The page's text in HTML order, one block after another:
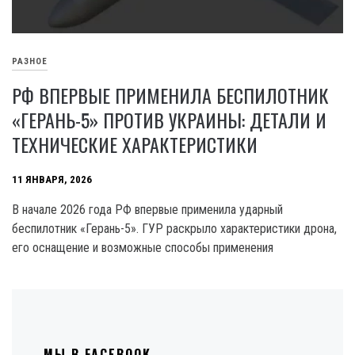
РАЗНОЕ
РФ ВПЕРВЫЕ ПРИМЕНИЛА БЕСПИЛОТНИК
«ГЕРАНЬ-5» ПРОТИВ УКРАИНЫ: ДЕТАЛИ И
ТЕХНИЧЕСКИЕ ХАРАКТЕРИСТИКИ
11 ЯНВАРЯ, 2026
В начале 2026 года РФ впервые применила ударный
беспилотник «Герань-5». ГУР раскрыло характеристики дрона,
его оснащение и возможные способы применения